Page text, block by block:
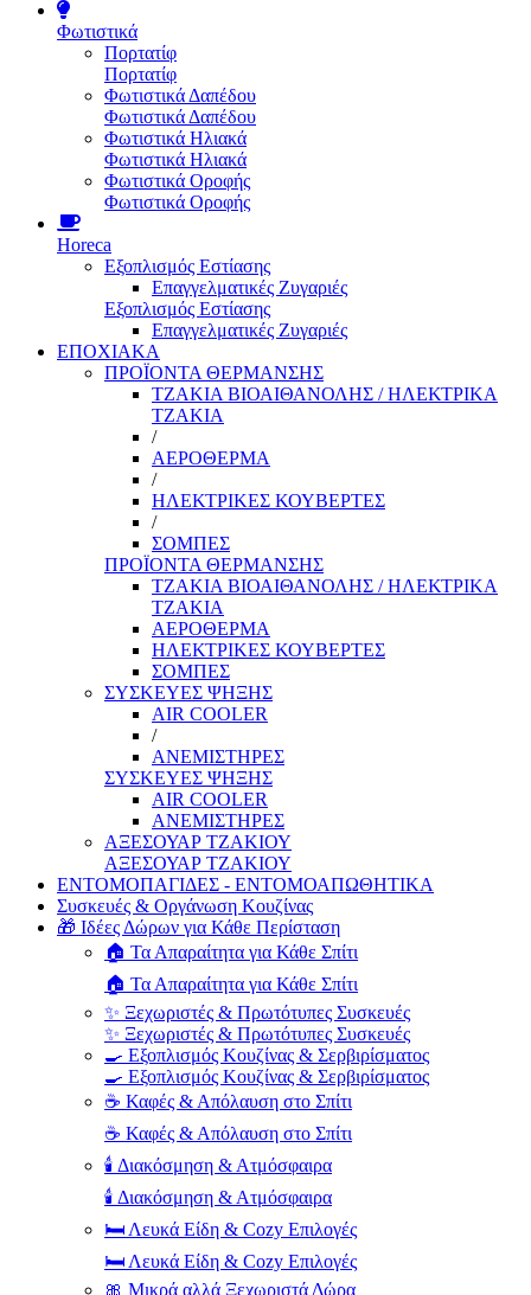
Φωτιστικά
Πορτατίφ
Πορτατίφ
Φωτιστικά Δαπέδου
Φωτιστικά Δαπέδου
Φωτιστικά Ηλιακά
Φωτιστικά Ηλιακά
Φωτιστικά Οροφής
Φωτιστικά Οροφής
Horeca
Εξοπλισμός Εστίασης
Επαγγελματικές Ζυγαριές
Εξοπλισμός Εστίασης
Επαγγελματικές Ζυγαριές
ΕΠΟΧΙΑΚΑ
ΠΡΟΪΟΝΤΑ ΘΕΡΜΑΝΣΗΣ
ΤΖΑΚΙΑ ΒΙΟΑΙΘΑΝΟΛΗΣ / ΗΛΕΚΤΡΙΚΑ
ΤΖΑΚΙΑ
/
ΑΕΡΟΘΕΡΜΑ
/
ΗΛΕΚΤΡΙΚΕΣ ΚΟΥΒΕΡΤΕΣ
/
ΣΟΜΠΕΣ
ΠΡΟΪΟΝΤΑ ΘΕΡΜΑΝΣΗΣ
ΤΖΑΚΙΑ ΒΙΟΑΙΘΑΝΟΛΗΣ / ΗΛΕΚΤΡΙΚΑ
ΤΖΑΚΙΑ
ΑΕΡΟΘΕΡΜΑ
ΗΛΕΚΤΡΙΚΕΣ ΚΟΥΒΕΡΤΕΣ
ΣΟΜΠΕΣ
ΣΥΣΚΕΥΕΣ ΨΗΞΗΣ
AIR COOLER
/
ΑΝΕΜΙΣΤΗΡΕΣ
ΣΥΣΚΕΥΕΣ ΨΗΞΗΣ
AIR COOLER
ΑΝΕΜΙΣΤΗΡΕΣ
ΑΞΕΣΟΥΑΡ ΤΖΑΚΙΟΥ
ΑΞΕΣΟΥΑΡ ΤΖΑΚΙΟΥ
ΕΝΤΟΜΟΠΑΓΙΔΕΣ - ΕΝΤΟΜΟΑΠΩΘΗΤΙΚΑ
Συσκευές & Οργάνωση Κουζίνας
🎁 Ιδέες Δώρων για Κάθε Περίσταση
🏠 Τα Απαραίτητα για Κάθε Σπίτι
🏠 Τα Απαραίτητα για Κάθε Σπίτι
✨ Ξεχωριστές & Πρωτότυπες Συσκευές
✨ Ξεχωριστές & Πρωτότυπες Συσκευές
🍳 Εξοπλισμός Κουζίνας & Σερβιρίσματος
🍳 Εξοπλισμός Κουζίνας & Σερβιρίσματος
☕ Καφές & Απόλαυση στο Σπίτι
☕ Καφές & Απόλαυση στο Σπίτι
🕯️ Διακόσμηση & Ατμόσφαιρα
🕯️ Διακόσμηση & Ατμόσφαιρα
🛏️ Λευκά Είδη & Cozy Επιλογές
🛏️ Λευκά Είδη & Cozy Επιλογές
🎀 Μικρά αλλά Ξεχωριστά Δώρα